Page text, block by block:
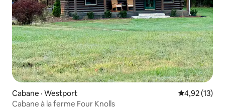
Cabane · Westport Note
4,92 (13)
Cabane à la ferme Four Knolls